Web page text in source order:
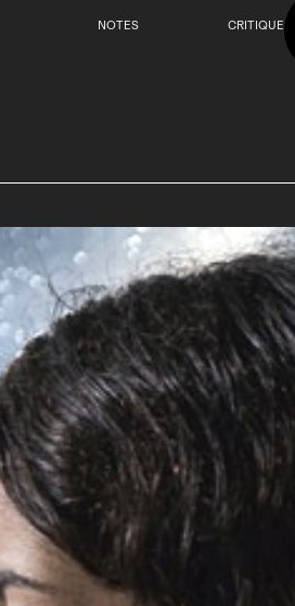
NOTES CRITIQUE